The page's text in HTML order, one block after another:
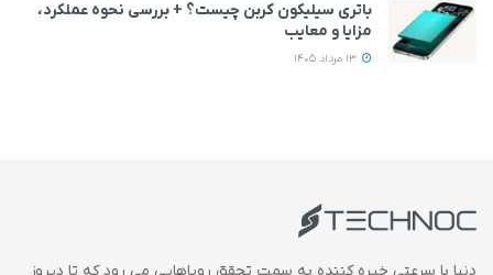
باتری سیلیکون کربن چیست؟ + بررسی نحوه عملکرد،
مزایا و معایب
13 مرداد 1405